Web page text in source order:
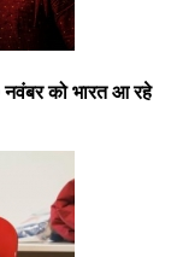
नवंबर को भारत आ रहे